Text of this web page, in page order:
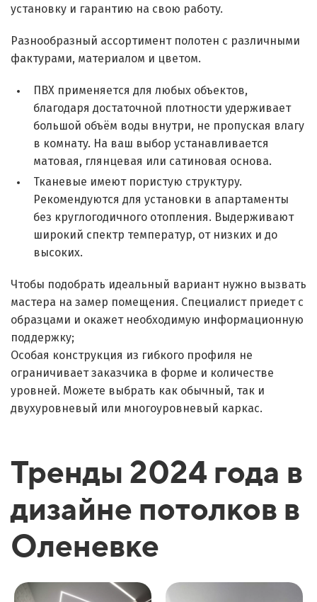
установку и гарантию на свою работу.
Разнообразный ассортимент полотен с различными
фактурами, материалом и цветом.
ПВХ применяется для любых объектов,
благодаря достаточной плотности удерживает
большой объём воды внутри, не пропуская влагу
в комнату. На ваш выбор устанавливается
матовая, глянцевая или сатиновая основа.
Тканевые имеют пористую структуру.
Рекомендуются для установки в апартаменты
без круглогодичного отопления. Выдерживают
широкий спектр температур, от низких и до
высоких.
Чтобы подобрать идеальный вариант нужно вызвать
мастера на замер помещения. Специалист приедет с
образцами и окажет необходимую информационную
поддержку;
Особая конструкция из гибкого профиля не
ограничивает заказчика в форме и количестве
уровней. Можете выбрать как обычный, так и
двухуровневый или многоуровневый каркас.
Тренды 2024 года в
дизайне потолков в
Оленевке